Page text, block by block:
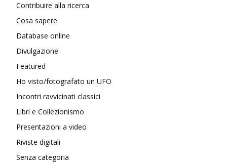
Contribuire alla ricerca
Cosa sapere
Database online
Divulgazione
Featured
Ho visto/fotografato un UFO
Incontri ravvicinati classici
Libri e Collezionismo
Presentazioni a video
Riviste digitali
Senza categoria